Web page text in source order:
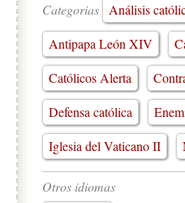
Categorias
Análisis
Antipapa León XIV
Católicos Alerta
Defensa católica
Iglesia del Vaticano II
Otros idiomas